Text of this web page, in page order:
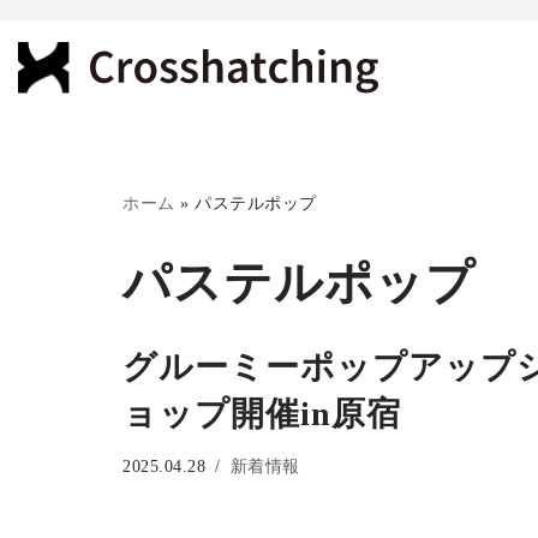
コ
ン
ホーム » パステルポップ
パステルポップ
グルーミーポップアップ
ョップ開催in原宿
2025.04.28 新着情報